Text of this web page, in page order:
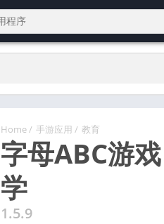
Home/ 手游应用 / 教育
字母ABC游
学
1.5.9